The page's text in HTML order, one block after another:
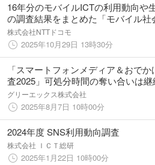
16年分のモバイルICTの利用動向や
の調査結果をまとめた「モバイル社
2025年版」を公開
株式会社NTTドコモ
2025年10月29日 13時30分
「スマートフォンメディア＆おでか
査2025」可処分時間の奪い合いは
かけに検索エンジン、買い物にポイ
響
グリーエックス株式会社
2025年8月7日 10時00分
2024年度 SNS利用動向調査
株式会社 ＩＣＴ総研
2025年1月22日 10時00分